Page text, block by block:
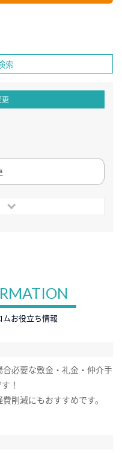
索
更
お役立ち情報
必要な敷金・礼金・仲介手
！
削減にもおすすめです。